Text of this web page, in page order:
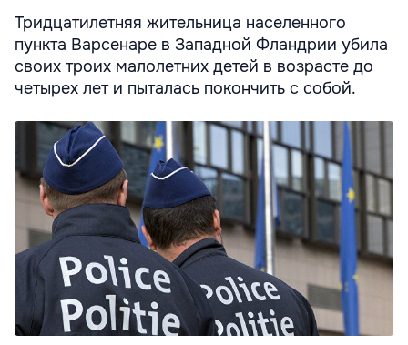
Тридцатилетняя жительница населенного
пункта Варсенаре в Западной Фландрии убила
своих троих малолетних детей в возрасте до
четырех лет и пыталась покончить с собой.